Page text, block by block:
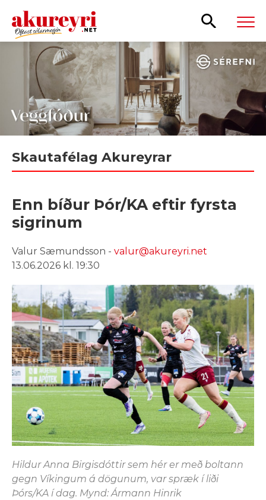
Leita
Skautafélag Akureyrar
Enn bíður Þór/KA eftir fyrsta
sigrinum
Valur Sæmundsson - valur@akureyri.net
13.06.2026 kl. 19:30
Hildur Anna Birgisdóttir sem hér er með boltann
gegn Víkingum á dögunum, var spræk í liði
Þórs/KA í dag. Mynd: Ármann Hinrik